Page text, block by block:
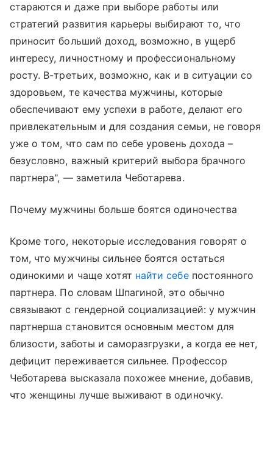
стараются и даже при выборе работы или
стратегий развития карьеры выбирают то, что
приносит больший доход, возможно, в ущерб
интересу, личностному и профессиональному
росту. В-третьих, возможно, как и в ситуации со
здоровьем, те качества мужчины, которые
обеспечивают ему успехи в работе, делают его
привлекательным и для создания семьи, не говоря
уже о том, что сам по себе уровень дохода –
безусловно, важный критерий выбора брачного
партнера", — заметила Чеботарева.
Почему мужчины больше боятся одиночества
Кроме того, некоторые исследования говорят о
том, что мужчины сильнее боятся остаться
одинокими и чаще хотят найти себепостоянного
партнера. По словам Шпагиной, это обычно
связывают с гендерной социализацией: у мужчин
партнерша становится основным местом для
близости, заботы и саморазгрузки, а когда ее нет,
дефицит переживается сильнее. Профессор
Чеботарева высказала похожее мнение, добавив,
что женщины лучше выживают в одиночку.